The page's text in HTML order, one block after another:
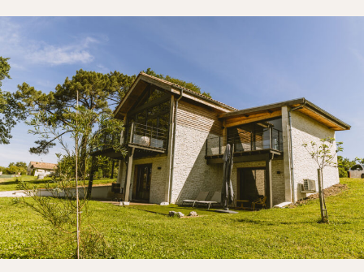
Per buitenruimte
Voor
Terras
Zwembad
Buitenfaciliteiten
ALLE BUITENRUIMTES